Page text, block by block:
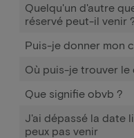
Quelqu'un d'autre
réservé peut-il venir
Puis-je donner mon
Où puis-je trouver le
Que signifie obvb ?
J'ai dépassé la date
peux pas venir